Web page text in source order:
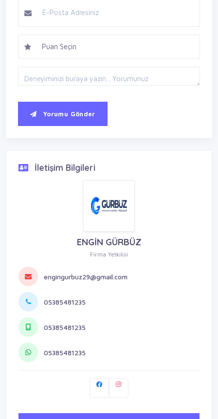
Yorumu Gönder
İletişim Bilgileri
ENGİN GÜRBÜZ
Firma Yetkilisi
engingurbuz29@gmail.com
05385481235
05385481235
05385481235